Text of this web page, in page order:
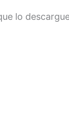
lo